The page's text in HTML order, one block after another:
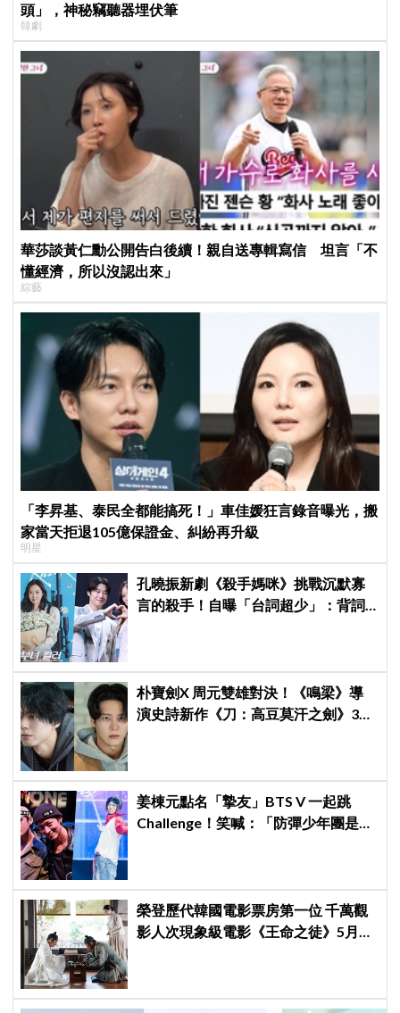
頭」，神秘竊聽器埋伏筆
韓劇
華莎談黃仁勳公開告白後續！親自送專輯寫信 坦言「不
懂經濟，所以沒認出來」
綜藝
「李昇基、泰民全都能搞死！」車佳媛狂言錄音曝光，搬
家當天拒退105億保證金、糾紛再升級
明星
孔曉振新劇《殺手媽咪》挑戰沉默寡
言的殺手！自曝「台詞超少」：背詞
朴寶劍X 周元雙雄對決！《鳴梁》導
演史詩新作《刀：高豆莫汗之劍》3月
姜棟元點名「摯友」BTS V 一起跳
Challenge！笑喊：「防彈少年團是國
榮登歷代韓國電影票房第一位 千萬觀
影人次現象級電影《王命之徒》5月14